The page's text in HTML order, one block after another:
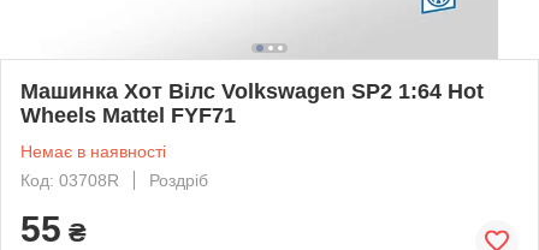
Машинка Хот Вілс Volkswagen SP2 1:64 Hot
Wheels Mattel FYF71
Немає в наявності
Код: 03708R
Роздріб
55 ₴